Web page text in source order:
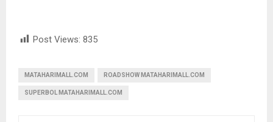
Post Views: 835
MATAHARIMALL.COM ROADSHOW MATAHARIMALL.COM
SUPERBOL MATAHARIMALL.COM